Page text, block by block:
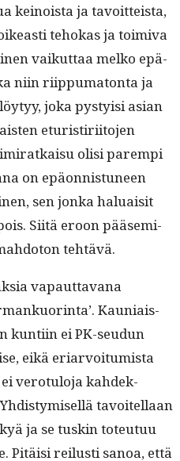
keinoista ja tavoit­teista,
tehokas ja toimi­va
vaikut­taa melko epä­
niin riip­puma­ton­ta ja
joka pysty­isi asian
etur­i­s­tiri­ito­jen
olisi parem­pi
on epäon­nis­tuneen
sen jon­ka halu­aisit
Siitä eroon pääsem­i­
tehtävä.
vapaut­ta­vana
Kau­ni­ais­
kun­ti­in ei PK-seudun
eikä eri­ar­voitu­mista
vero­tu­lo­ja kahdek­
tavoitel­laan
ja se tuskin toteu­tuu
Pitäisi reilusti sanoa, että